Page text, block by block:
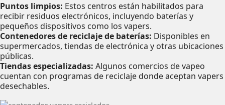
Puntos limpios: Estos centros están habilitados para
recibir residuos electrónicos, incluyendo baterías y
pequeños dispositivos como los vapers.
Contenedores de reciclaje de baterías: Disponibles en
supermercados, tiendas de electrónica y otras ubicaciones
públicas.
Tiendas especializadas: Algunos comercios de vapeo
cuentan con programas de reciclaje donde aceptan vapers
desechables.